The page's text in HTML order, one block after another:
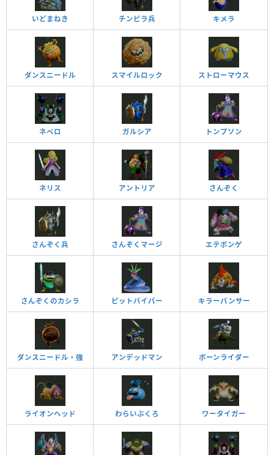
いどまねき チンピラ兵 キメラ
ダンスニードル スマイルロック ストローマウス
ネペロ ガルシア トンプソン
ネリス アントリア さんぞく
さんぞく兵 さんぞくマージ エテポンゲ
さんぞくのカシラ ピットバイパー キラーパンサー
ダンスニードル・強 アンデッドマン ボーンライダー
ライオンヘッド わらいぶくろ ワータイガー